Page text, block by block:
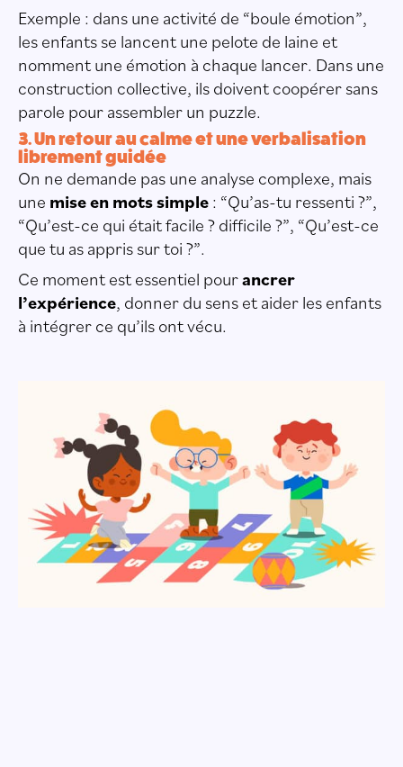
Exemple : dans une activité de “boule émotion”,
les enfants se lancent une pelote de laine et
nomment une émotion à chaque lancer. Dans une
construction collective, ils doivent coopérer sans
parole pour assembler un puzzle.
3. Un retour au calme et une verbalisation
librement guidée
On ne demande pas une analyse complexe, mais
une mise en mots simple: “Qu’as-tu ressenti ?”,
“Qu’est-ce qui était facile ? difficile ?”, “Qu’est-ce
que tu as appris sur toi ?”.
Ce moment est essentiel pourancrer
l’expérience, donner du sens et aider les enfants
à intégrer ce qu’ils ont vécu.